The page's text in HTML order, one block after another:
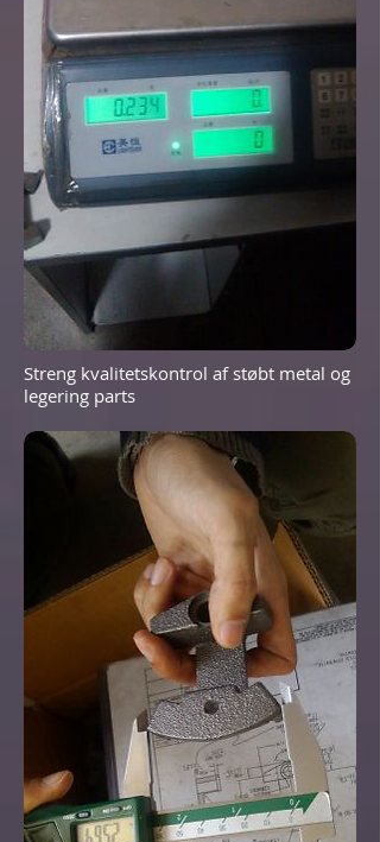
Streng kvalitetskontrol af støbt metal og
legering parts